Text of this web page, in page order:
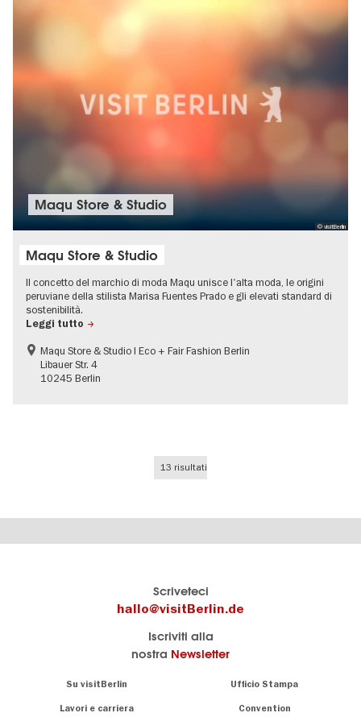
© visitBerlin
Maqu Store & Studio
Maqu Store & Studio
Il concetto del marchio di moda Maqu unisce l'alta moda, le origini
peruviane della stilista Marisa Fuentes Prado e gli elevati standard di
sostenibilità.
Leggi tutto
Maqu Store & Studio I Eco + Fair Fashion Berlin
Libauer Str. 4
10245 Berlin
13 risultati
Scriveteci
hallo@visitBerlin.de
Iscriviti alla
nostra Newsletter
Su visitBerlin Ufficio Stampa
Lavori e carriera Convention
Berlino e siamo